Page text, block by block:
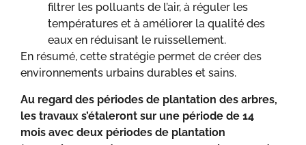
Confidentialité
Ce site utilise des cookies permettant d'améliorer le fonctionnement
grâce aux statistiques de navigation. Si vous cliquez sur « Accepter
», nous déposeront ces cookies sur votre terminal lors de votre
navigation. Si vous cliquez sur « Refuser », ces cookies ne seront
filtrer les polluants de l’air, à réguler les
températures et à améliorer la qualité des
eaux en réduisant le ruissellement.
En résumé, cette stratégie permet de créer des
environnements urbains durables et sains.
Au regard des périodes de plantation des arbres,
les travaux s’étaleront sur une période de 14
mois avec deux périodes de plantation